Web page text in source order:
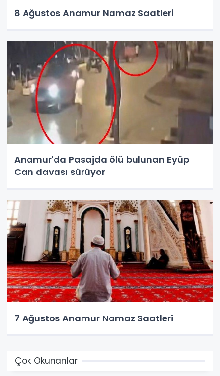
8 Ağustos Anamur Namaz Saatleri
Anamur'da Pasajda ölü bulunan Eyüp
Can davası sürüyor
7 Ağustos Anamur Namaz Saatleri
Çok Okunanlar